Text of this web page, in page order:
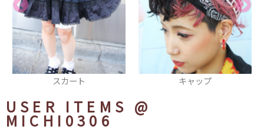
USER ITEMS @
MICHI0306